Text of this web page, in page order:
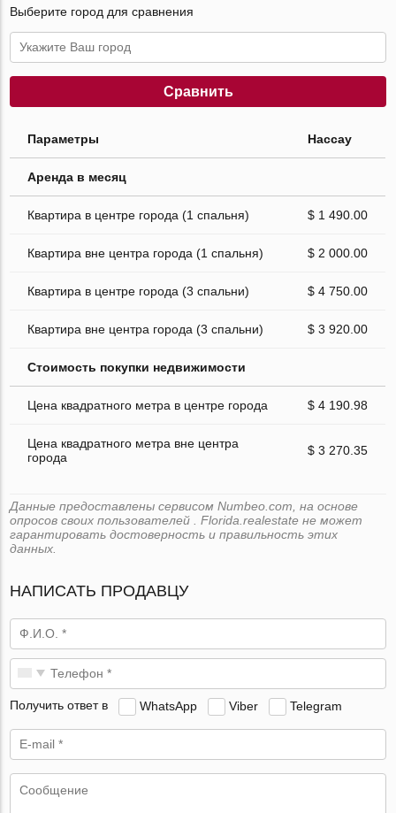
Выберите город для сравнения
Сравнить
Параметры Нассау
Аренда в месяц
Квартира в центре города (1 спальня) $ 1 490.00
Квартира вне центра города (1 спальня) $ 2 000.00
Квартира в центре города (3 спальни) $ 4 750.00
Квартира вне центра города (3 спальни) $ 3 920.00
Стоимость покупки недвижимости
Цена квадратного метра в центре города $ 4 190.98
Цена квадратного метра вне центра
города
$ 3 270.35
Данные предоставлены сервисом Numbeo.com, на основе
опросов своих пользователей . Florida.realestate не может
гарантировать достоверность и правильность этих
данных.
НАПИСАТЬ ПРОДАВЦУ
Получить ответ в WhatsApp Viber Telegram